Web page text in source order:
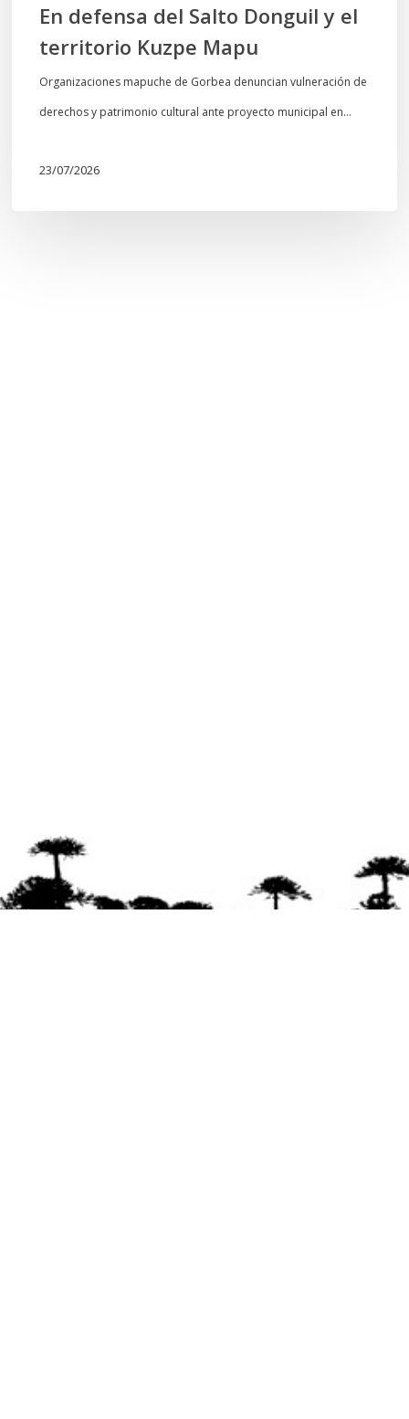
En defensa del Salto Donguil y el
territorio Kuzpe Mapu
Organizaciones mapuche de Gorbea denuncian vulneración de
derechos y patrimonio cultural ante proyecto municipal en…
23/07/2026